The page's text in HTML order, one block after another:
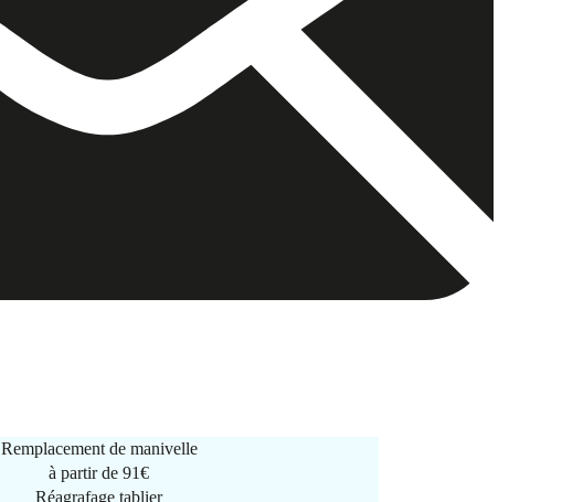
Remplacement de manivelle
à partir de91€
Réagrafage tablier